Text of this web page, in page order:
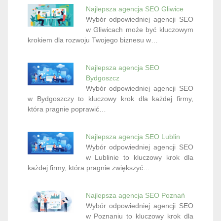
Najlepsza agencja SEO Gliwice
Wybór odpowiedniej agencji SEO
w Gliwicach może być kluczowym
krokiem dla rozwoju Twojego biznesu w…
Najlepsza agencja SEO
Bydgoszcz
Wybór odpowiedniej agencji SEO
w Bydgoszczy to kluczowy krok dla każdej firmy,
która pragnie poprawić…
Najlepsza agencja SEO Lublin
Wybór odpowiedniej agencji SEO
w Lublinie to kluczowy krok dla
każdej firmy, która pragnie zwiększyć…
Najlepsza agencja SEO Poznań
Wybór odpowiedniej agencji SEO
w Poznaniu to kluczowy krok dla